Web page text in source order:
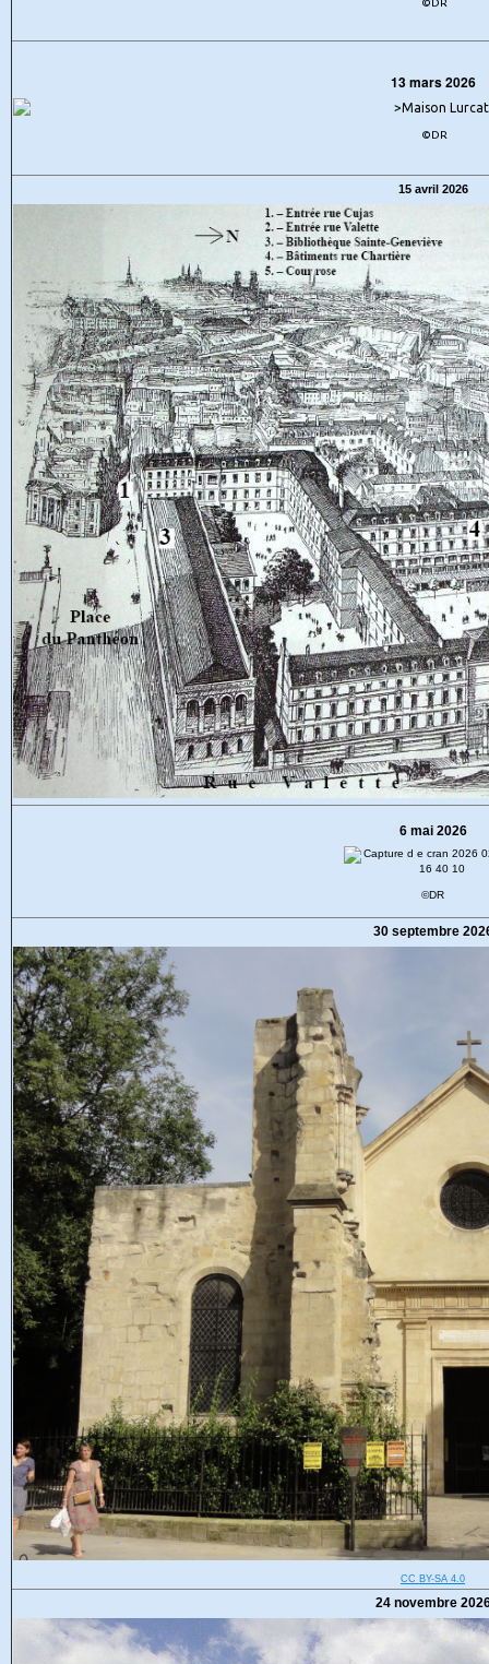
©DR
13 mars 2026
©DR
15 avril 2026
6 mai 2026
©DR
30 septembre
CC BY-SA 4.0
24 novembre